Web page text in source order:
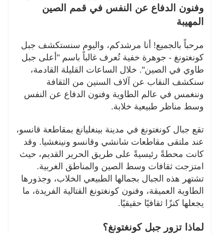
التنزه عبر مناظر طبيعية خلابة مثل مضيق تانتشنغ
الشاعري. تذوق المأكولات المحلية الأصيلة في
بينغليانغ.
تشمل خدماتنا مرشدين سياحيين محترفين ناطقين
باللغة الإنجليزية، ووسائل نقل خاصة، وتخطيط مرن
مصمم خصيصًا ليناسب اهتماماتك ووتيرة رحلتك. دعنا
نصمم لك مغامرة ثقافية مثالية في الصين.
تواصل معنا اليوم لتصميم رحلتك الخاصة إلى جبل
كونغتونغ.
وفنون الدفاع عن النفس في قمم الصين
المهيبة
مرحباً بالجميع! أنا مرشدكم، واليوم سنستكشف جبل
كونغتونغ - جوهرة خفية تُعرف غالباً باسم "أعلى جبل
طاوي في الصين". خلال الساعات القليلة القادمة،
سنكشف النقاب عن آلاف السنين من الثقافة
وننغمس في عالم الطاوية وفنون الدفاع عن النفس
وسط مناظر طبيعية خلابة.
تقع جبال كونغتونغ في مدينة بينغليانغ بمقاطعة قانسو،
عند ملتقى مقاطعات شانشي وقانسو ونينغشيا. وقد
كانت محطةً رئيسيةً على طريق الحرير القديم، حيث
امتزجت ثقافات وسط الصين والمناطق الغربية.
تشتهر هذه الجبال بجمالها الطبيعي الخلاب، وجذورها
الطاوية العميقة، وفنون كونغتونغ القتالية الفريدة، ما
يجعلها كنزًا ثقافيًا حقيقيًا.
لماذا تزور جبل كونغتونغ؟